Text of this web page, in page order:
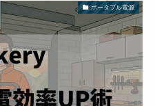
ポータブル電源